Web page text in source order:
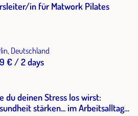
in für Matwork Pilates
Deutschland
€ / 2 days
du deinen Stress los wirst:
stärken... im Arbeitsalltag